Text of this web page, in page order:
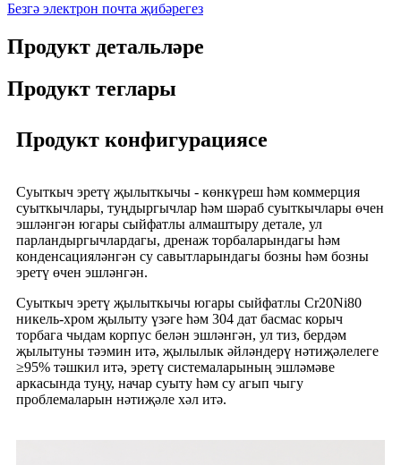
Безгә электрон почта җибәрегез
Продукт детальләре
Продукт теглары
Продукт конфигурациясе
Суыткыч эретү җылыткычы - көнкүреш һәм коммерция
суыткычлары, туңдыргычлар һәм шәраб суыткычлары өчен
эшләнгән югары сыйфатлы алмаштыру детале, ул
парландыргычлардагы, дренаж торбаларындагы һәм
конденсацияләнгән су савытларындагы бозны һәм бозны
эретү өчен эшләнгән.
Суыткыч эретү җылыткычы югары сыйфатлы Cr20Ni80
никель-хром җылыту үзәге һәм 304 дат басмас корыч
торбага чыдам корпус белән эшләнгән, ул тиз, бердәм
җылытуны тәэмин итә, җылылык әйләндерү нәтиҗәлелеге
≥95% тәшкил итә, эретү системаларының эшләмәве
аркасында туңу, начар суыту һәм су агып чыгу
проблемаларын нәтиҗәле хәл итә.